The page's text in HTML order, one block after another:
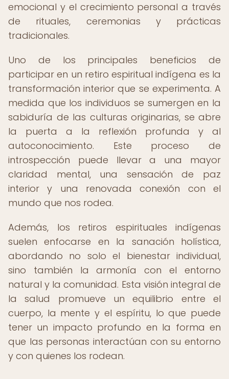
emocional y el crecimiento personal a través
de rituales, ceremonias y prácticas
tradicionales.
Uno de los principales beneficios de
participar en un retiro espiritual indígena es la
transformación interior que se experimenta. A
medida que los individuos se sumergen en la
sabiduría de las culturas originarias, se abre
la puerta a la reflexión profunda y al
autoconocimiento. Este proceso de
introspección puede llevar a una mayor
claridad mental, una sensación de paz
interior y una renovada conexión con el
mundo que nos rodea.
Además, los retiros espirituales indígenas
suelen enfocarse en la sanación holística,
abordando no solo el bienestar individual,
sino también la armonía con el entorno
natural y la comunidad. Esta visión integral de
la salud promueve un equilibrio entre el
cuerpo, la mente y el espíritu, lo que puede
tener un impacto profundo en la forma en
que las personas interactúan con su entorno
y con quienes los rodean.